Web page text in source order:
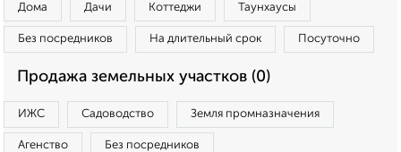
Дома Дачи Коттеджи Таунхаусы
Без посредников На длительный срок Посуточно
Продажа земельных участков (0)
ИЖС Садоводство Земля промназначения
Агенство Без посредников